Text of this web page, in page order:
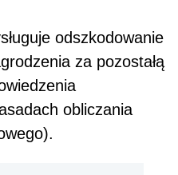
odszkodowanie
za pozostałą
obliczania